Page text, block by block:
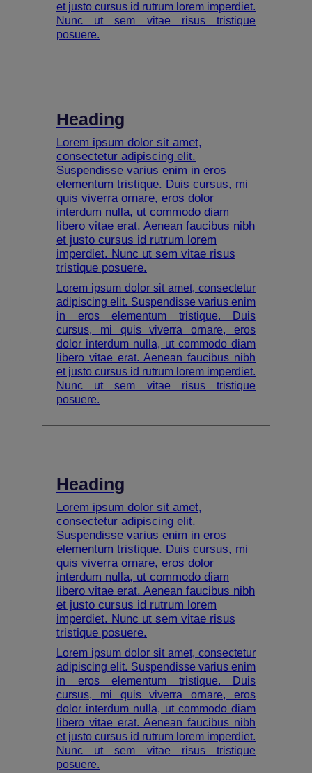
et justo cursus id rutrum lorem imperdiet.
Nunc ut sem vitae risus tristique
posuere.
Heading
Lorem ipsum dolor sit amet,
consectetur adipiscing elit.
Suspendisse varius enim in eros
elementum tristique. Duis cursus, mi
quis viverra ornare, eros dolor
interdum nulla, ut commodo diam
libero vitae erat. Aenean faucibus nibh
et justo cursus id rutrum lorem
imperdiet. Nunc ut sem vitae risus
tristique posuere.
Lorem ipsum dolor sit amet, consectetur
adipiscing elit. Suspendisse varius enim
in eros elementum tristique. Duis
cursus, mi quis viverra ornare, eros
dolor interdum nulla, ut commodo diam
libero vitae erat. Aenean faucibus nibh
et justo cursus id rutrum lorem imperdiet.
Nunc ut sem vitae risus tristique
posuere.
Heading
Lorem ipsum dolor sit amet,
consectetur adipiscing elit.
Suspendisse varius enim in eros
elementum tristique. Duis cursus, mi
quis viverra ornare, eros dolor
interdum nulla, ut commodo diam
libero vitae erat. Aenean faucibus nibh
et justo cursus id rutrum lorem
imperdiet. Nunc ut sem vitae risus
tristique posuere.
Lorem ipsum dolor sit amet, consectetur
adipiscing elit. Suspendisse varius enim
in eros elementum tristique. Duis
cursus, mi quis viverra ornare, eros
dolor interdum nulla, ut commodo diam
libero vitae erat. Aenean faucibus nibh
et justo cursus id rutrum lorem imperdiet.
Nunc ut sem vitae risus tristique
posuere.